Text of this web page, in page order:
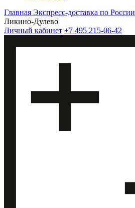
Главная Экспресс-доставка по России
Ликино-Дулево
Личный кабинет +7 495 215-06-42